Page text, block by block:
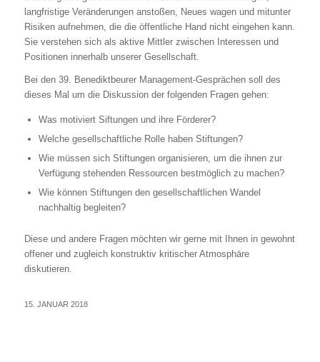
langfristige Veränderungen anstoßen, Neues wagen und mitunter
Risiken aufnehmen, die die öffentliche Hand nicht eingehen kann.
Sie verstehen sich als aktive Mittler zwischen Interessen und
Positionen innerhalb unserer Gesellschaft.
Bei den 39. Benediktbeurer Management-Gesprächen soll des
dieses Mal um die Diskussion der folgenden Fragen gehen:
Was motiviert Siftungen und ihre Förderer?
Welche gesellschaftliche Rolle haben Stiftungen?
Wie müssen sich Stiftungen organisieren, um die ihnen zur
Verfügung stehenden Ressourcen bestmöglich zu machen?
Wie können Stiftungen den gesellschaftlichen Wandel
nachhaltig begleiten?
Diese und andere Fragen möchten wir gerne mit Ihnen in gewohnt
offener und zugleich konstruktiv kritischer Atmosphäre
diskutieren.
15. JANUAR 2018